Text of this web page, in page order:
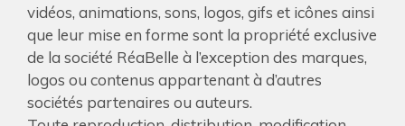
vidéos, animations, sons, logos, gifs et icônes ainsi
que leur mise en forme sont la propriété exclusive
de la société RéaBelle à l’exception des marques,
logos ou contenus appartenant à d’autres
sociétés partenaires ou auteurs.